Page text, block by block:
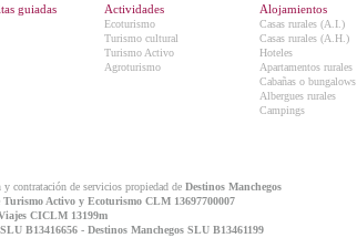
guiadas Actividades
Ecoturismo
Turismo cultural
Turismo Activo
Agroturismo
Alojamientos
Casas rurales (A.I.)
Casas rurales (A.H.)
Hoteles
Apartamentos rurales
Cabañas o bungalows
Albergues rurales
Campings
contratación de servicios propiedad de Destinos Manchegos
Turismo Activo y Ecoturismo CLM 13697700007
CICLM 13199m
B13416656 - Destinos Manchegos SLU B13461199